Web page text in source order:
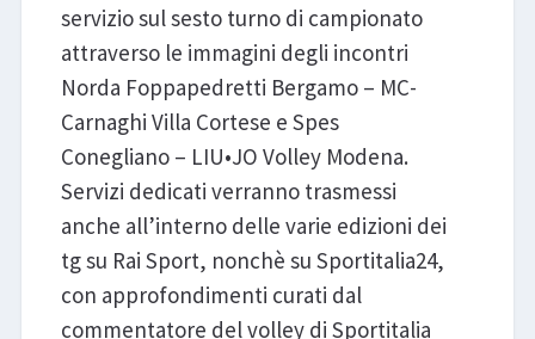
servizio sul sesto turno di campionato
attraverso le immagini degli incontri
Norda Foppapedretti Bergamo – MC-
Carnaghi Villa Cortese e Spes
Conegliano – LIU•JO Volley Modena.
Servizi dedicati verranno trasmessi
anche all’interno delle varie edizioni dei
tg su Rai Sport, nonchè su Sportitalia24,
con approfondimenti curati dal
commentatore del volley di Sportitalia